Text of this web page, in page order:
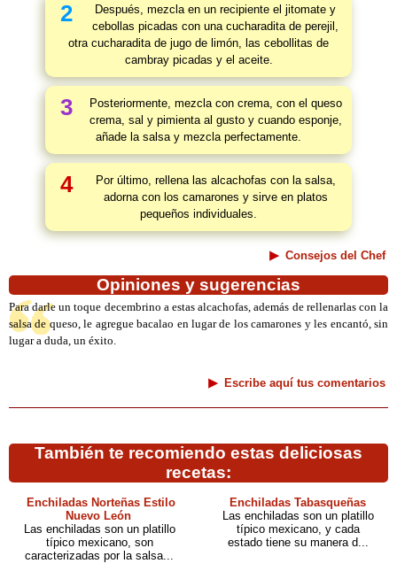
2
Después, mezcla en un recipiente el jitomate y
cebollas picadas con una cucharadita de perejil,
otra cucharadita de jugo de limón, las cebollitas de
cambray picadas y el aceite.
3
Posteriormente, mezcla con crema, con el queso
crema, sal y pimienta al gusto y cuando esponje,
añade la salsa y mezcla perfectamente.
4
Por último, rellena las alcachofas con la salsa,
adorna con los camarones y sirve en platos
pequeños individuales.
Consejos del Chef
Opiniones y sugerencias
Para darle un toque decembrino a estas alcachofas, además de rellenarlas con la
salsa de queso, le agregue bacalao en lugar de los camarones y les encantó, sin
lugar a duda, un éxito.
Escribe aquí tus comentarios
También te recomiendo estas deliciosas
recetas:
Enchiladas Norteñas Estilo
Nuevo León
Las enchiladas son un platillo
típico mexicano, son
caracterizadas por la salsa...
Enchiladas Tabasqueñas
Las enchiladas son un platillo
típico mexicano, y cada
estado tiene su manera d...